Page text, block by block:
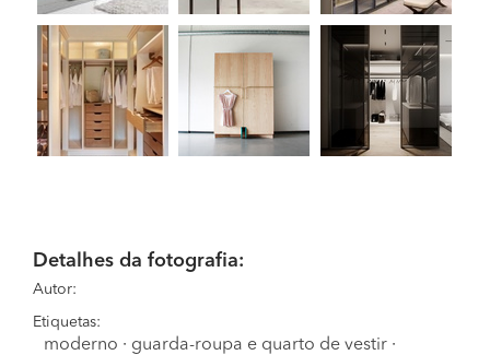
Detalhes da fotografia:
Autor:
Etiquetas:
moderno · guarda-roupa e quarto de vestir ·